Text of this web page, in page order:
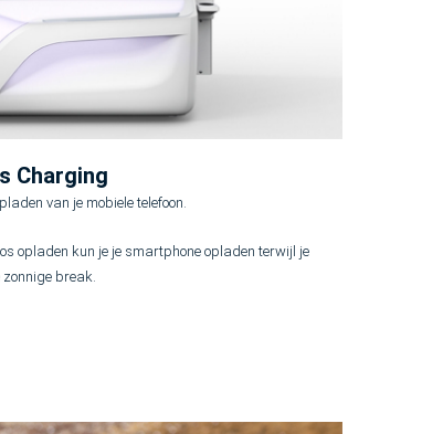
Charging
van je mobiele telefoon.
opladen kun je je smartphone opladen terwijl je
break.